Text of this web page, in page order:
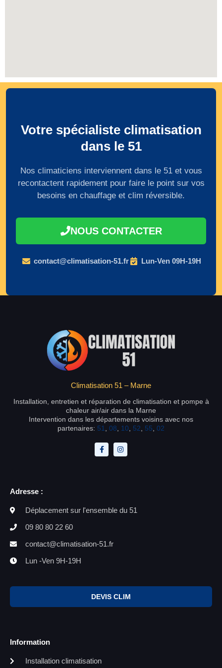
Votre spécialiste climatisation
dans le 51
Nos climaticiens interviennent dans le 51 et vous
recontactent rapidement pour faire le point sur vos
besoins en chauffage et clim réversible.
NOUS CONTACTER
contact@climatisation-51.fr Lun-Ven 09H-19H
Climatisation 51 – Marne
Installation, entretien et réparation de climatisation et pompe à
chaleur air/air dans la Marne
Intervention dans les départements voisins avec nos
partenaires: 51 08 10 52 55 02
Adresse :
Déplacement sur l'ensemble du 51
09 80 80 22 60
contact@climatisation-51.fr
Lun -Ven 9H-19H
DEVIS CLIM
Information
Installation climatisation